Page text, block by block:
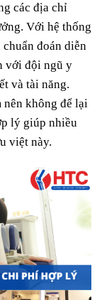
các địa chỉ
Với hệ thống
đoán diễn
với đội ngũ y
và tài năng.
nên không để lại
lý giúp nhiều
việt này.